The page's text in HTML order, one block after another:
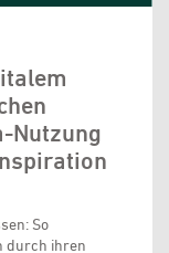
Nutzung
So
durch ihren